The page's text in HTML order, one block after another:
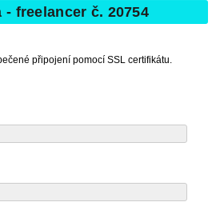
- freelancer č. 20754
připojení pomocí SSL certifikátu.